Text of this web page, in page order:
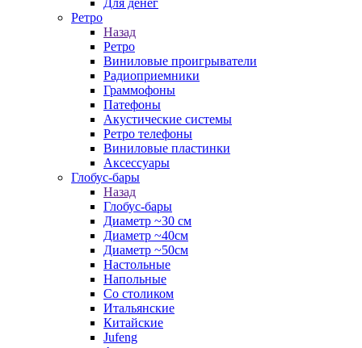
Для денег
Ретро
Назад
Ретро
Виниловые проигрыватели
Радиоприемники
Граммофоны
Патефоны
Акустические системы
Ретро телефоны
Виниловые пластинки
Аксессуары
Глобус-бары
Назад
Глобус-бары
Диаметр ~30 см
Диаметр ~40см
Диаметр ~50см
Настольные
Напольные
Со столиком
Итальянские
Китайские
Jufeng